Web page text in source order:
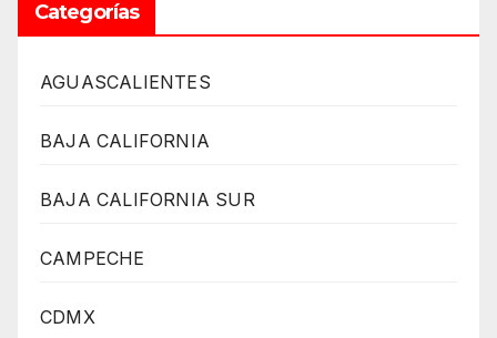
Categorías
AGUASCALIENTES
BAJA CALIFORNIA
BAJA CALIFORNIA SUR
CAMPECHE
CDMX